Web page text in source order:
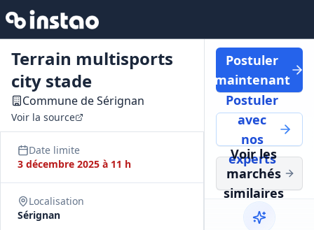
Terrain multisports
city stade
Commune de Sérignan
Voir la source
Date limite
3 décembre 2025 à 11 h
Localisation
Sérignan
Postuler
maintenant
Postuler
avec
nos
experts
Voir les
marchés
similaires